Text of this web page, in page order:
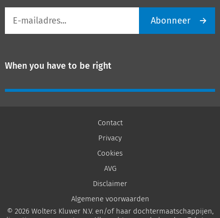
mailadres
Abonneer
When you have to be right
Contact
Privacy
Cookies
AVG
Disclaimer
Algemene voorwaarden
© 2026 Wolters Kluwer N.V. en/of haar dochtermaatschappijen,